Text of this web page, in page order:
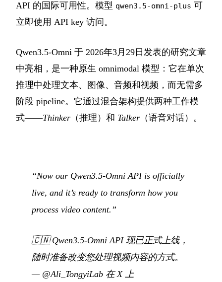
API 的国际可用性。模型 qwen3.5-omni-plus 可
立即使用 API key 访问。
Qwen3.5-Omni 于 2026年3月29日发表的研究文章
中亮相，是一种原生 omnimodal 模型：它在单次
推理中处理文本、图像、音频和视频，而无需多
阶段 pipeline。它通过混合架构提供两种工作模
式——Thinker （推理）和 Talker （语音对话）。
“Now our Qwen3.5-Omni API is officially
live, and it’s ready to transform how you
process video content.”
🇨🇳Qwen3.5-Omni API 现已正式上线，
随时准备改变您处理视频内容的方式。
— @Ali_TongyiLab 在 X 上